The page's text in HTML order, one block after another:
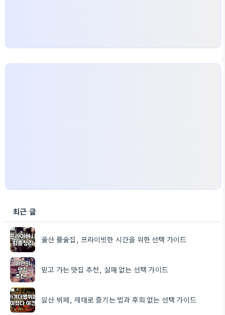
최근 글
울산 룸술집, 프라이빗한 시간을 위한 선택 가이드
믿고 가는 맛집 추천, 실패 없는 선택 가이드
일산 뷔페, 제대로 즐기는 법과 후회 없는 선택 가이드